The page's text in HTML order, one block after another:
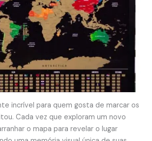
incrível para quem gosta de marcar os
Cada vez que exploram um novo
o mapa para revelar o lugar